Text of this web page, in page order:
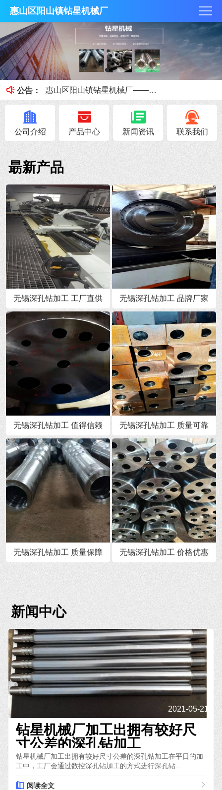
惠山区阳山镇钻星机械厂
公告：
钻星机械厂加工出拥有较好尺寸公差的深孔钻加工
惠山区阳山镇钻星机械厂为您讲解排屑槽进行排屑的数控深孔钻加工
深孔加工工艺的六大工艺特点简述
公司介绍 产品中心 新闻资讯 联系我们
朂新产品
无锡深孔钻加工 工厂直供 无锡深孔钻加工 品牌厂家
无锡深孔钻加工 值得信赖 无锡深孔钻加工 质量可靠
无锡深孔钻加工 质量保障 无锡深孔钻加工 价格优惠
新闻中心
2021-05-21
钻星机械厂加工出拥有较好尺
寸公差的深孔钻加工
钻星机械厂加工出拥有较好尺寸公差的深孔钻加工在平日的加
工中，工厂会通过数控深孔钻加工的方式进行深孔钻...
阅读全文